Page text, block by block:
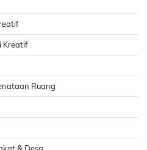
Kreatif
Ruang